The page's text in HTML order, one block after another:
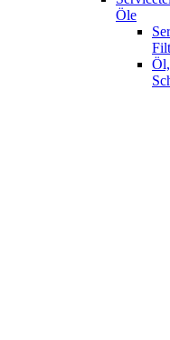
Öle